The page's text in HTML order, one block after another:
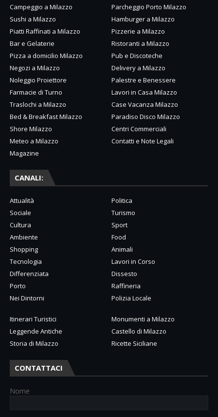
Campeggio a Milazzo
Parcheggio Porto Milazzo
Sushi a Milazzo
Hamburger a Milazzo
Piatti Raffinati a Milazzo
Pizzerie a Milazzo
Bar e Gelaterie
Ristoranti a Milazzo
Pizza a domicilio Milazzo
Pub e Discoteche
Negozi a Milazzo
Delivery a Milazzo
Noleggio Proiettore
Palestre e Benessere
Farmacie di Turno
Lavori in Casa Milazzo
Traslochi a Milazzo
Case Vacanza Milazzo
Bed & Breakfast Milazzo
Paradiso Disco Milazzo
Shore Milazzo
Centri Commerciali
Meteo a Milazzo
Contatti e Note Legali
Magazine
CANALI:
Attualità
Politica
Sociale
Turismo
Cultura
Sport
Ambiente
Food
Shopping
Animali
Tecnologia
Lavori in Corso
Differenziata
Dissesto
Porto
Raffineria
Nei Dintorni
Polizia Locale
Itinerari Turistici
Monumenti a Milazzo
Leggende Antiche
Castello di Milazzo
Storia di Milazzo
Ricette Siciliane
CONTATTACI
Nome